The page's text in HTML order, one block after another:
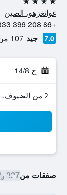
4 نجوم
غوانغزهو، الصين
+86 208 396 6333
7.0 جيد 107 من التقييمات تم التحقق منها
ج 14/8
2 من الضيوف، غرفة واحدة
صفقات من227 ﷼